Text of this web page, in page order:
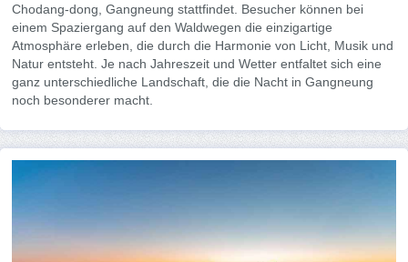
Chodang-dong, Gangneung stattfindet. Besucher können bei
einem Spaziergang auf den Waldwegen die einzigartige
Atmosphäre erleben, die durch die Harmonie von Licht, Musik und
Natur entsteht. Je nach Jahreszeit und Wetter entfaltet sich eine
ganz unterschiedliche Landschaft, die die Nacht in Gangneung
noch besonderer macht.